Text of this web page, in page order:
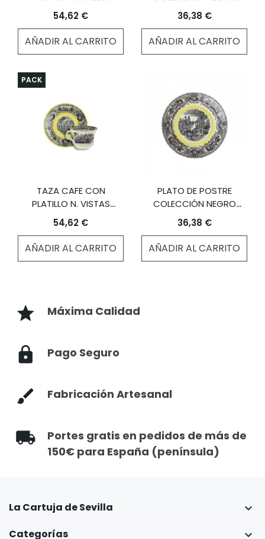
A.STEWART
54,62 €
AÑADIR AL CARRITO
VISTAS
36,38 €
AÑADIR AL CARRITO
PACK
TAZA CAFE CON
PLATILLO N. VISTAS
AMARILLO A.STEWART
54,62 €
AÑADIR AL CARRITO
PLATO DE POSTRE
COLECCIÓN NEGRO
VISTAS YELLOW BY
AARON STEWART
36,38 €
AÑADIR AL CARRITO
Máxima Calidad
Pago Seguro
Fabricación Artesanal
Portes gratis en pedidos de más de
150€ para España (península)
La Cartuja de Sevilla 
Categorías 